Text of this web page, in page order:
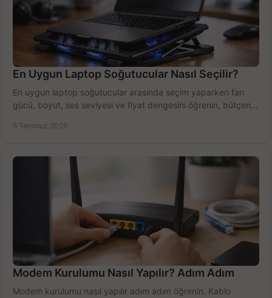
En Uygun Laptop Soğutucular Nasıl Seçilir?
En uygun laptop soğutucular arasında seçim yaparken fan
gücü, boyut, ses seviyesi ve fiyat dengesini öğrenin, bütçenizi
6 Temmuz 2026
Modem Kurulumu Nasıl Yapılır? Adım Adım
Modem kurulumu nasıl yapılır adım adım öğrenin. Kablo